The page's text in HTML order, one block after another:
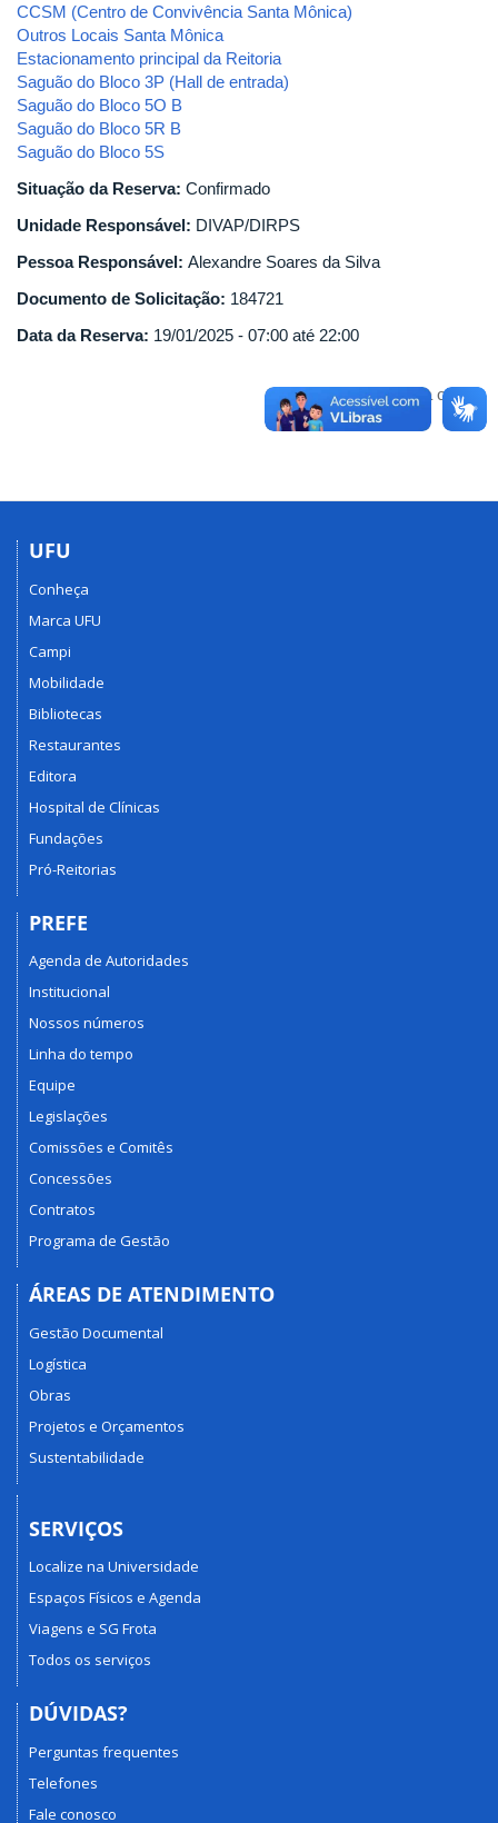
CCSM (Centro de Convivência Santa Mônica)
Outros Locais Santa Mônica
Estacionamento principal da Reitoria
Saguão do Bloco 3P (Hall de entrada)
Saguão do Bloco 5O B
Saguão do Bloco 5R B
Saguão do Bloco 5S
Situação da Reserva: Confirmado
Unidade Responsável: DIVAP/DIRPS
Pessoa Responsável: Alexandre Soares da Silva
Documento de Solicitação: 184721
Data da Reserva: 19/01/2025 - 07:00 até 22:00
Voltar para o topo
UFU
Conheça
Marca UFU
Campi
Mobilidade
Bibliotecas
Restaurantes
Editora
Hospital de Clínicas
Fundações
Pró-Reitorias
PREFE
Agenda de Autoridades
Institucional
Nossos números
Linha do tempo
Equipe
Legislações
Comissões e Comitês
Concessões
Contratos
Programa de Gestão
ÁREAS DE ATENDIMENTO
Gestão Documental
Logística
Obras
Projetos e Orçamentos
Sustentabilidade
SERVIÇOS
Localize na Universidade
Espaços Físicos e Agenda
Viagens e SG Frota
Todos os serviços
DÚVIDAS?
Perguntas frequentes
Telefones
Fale conosco